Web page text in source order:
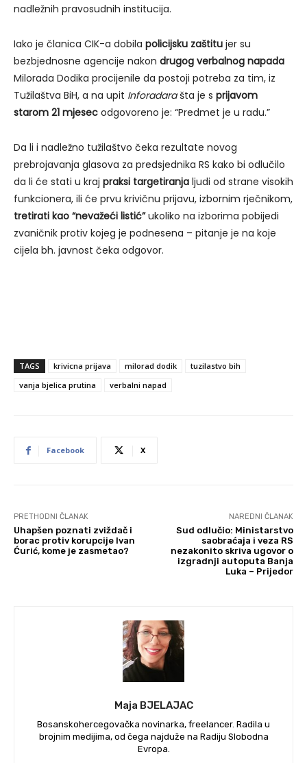
nadležnih pravosudnih institucija.
Iako je članica CIK-a dobila policijsku zaštitu jer su
bezbjednosne agencije nakon drugog verbalnog napada
Milorada Dodika procijenile da postoji potreba za tim, iz
Tužilaštva BiH, a na upit Inforadarašta je s prijavom
starom 21 mjesec odgovoreno je: “Predmet je u radu.”
Da li i nadležno tužilaštvo čeka rezultate novog
prebrojavanja glasova za predsjednika RS kako bi odlučilo
da li će stati u kraj praksi targetiranja ljudi od strane visokih
funkcionera, ili će prvu krivičnu prijavu, izbornim rječnikom,
tretirati kao “nevažeći listić”ukoliko na izborima pobijedi
zvaničnik protiv kojeg je podnesena – pitanje je na koje
cijela bh. javnost čeka odgovor.
TAGS krivicna prijava milorad dodik
tuzilastvo bih
vanja bjelica prutina
verbalni napad
Facebook X
PRETHODNI ČLANAK
Uhapšen poznati zviždač i
borac protiv korupcije Ivan
Ćurić, kome je zasmetao?
NAREDNI ČLANAK
Sud odlučio: Ministarstvo
saobraćaja i veza RS
nezakonito skriva ugovor o
izgradnji autoputa Banja
Luka – Prijedor
Maja BJELAJAC
Bosanskohercegovačka novinarka, freelancer. Radila u
brojnim medijima, od čega najduže na Radiju Slobodna
Evropa.